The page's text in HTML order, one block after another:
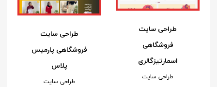
طراحی سایت
فروشگاهی
اسمارتیزگالری
طراحی سایت
طراحی سایت
فروشگاهی پارمیس
پلاس
طراحی سایت